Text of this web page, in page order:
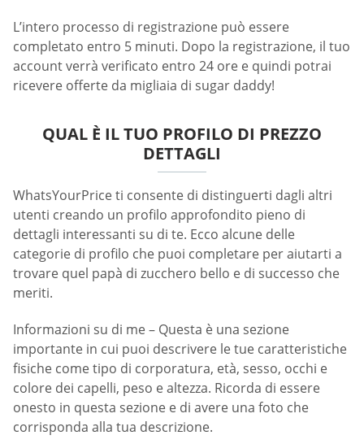
L’intero processo di registrazione può essere
completato entro 5 minuti. Dopo la registrazione, il tuo
account verrà verificato entro 24 ore e quindi potrai
ricevere offerte da migliaia di sugar daddy!
QUAL È IL TUO PROFILO DI PREZZO
DETTAGLI
WhatsYourPrice ti consente di distinguerti dagli altri
utenti creando un profilo approfondito pieno di
dettagli interessanti su di te. Ecco alcune delle
categorie di profilo che puoi completare per aiutarti a
trovare quel papà di zucchero bello e di successo che
meriti.
Informazioni su di me – Questa è una sezione
importante in cui puoi descrivere le tue caratteristiche
fisiche come tipo di corporatura, età, sesso, occhi e
colore dei capelli, peso e altezza. Ricorda di essere
onesto in questa sezione e di avere una foto che
corrisponda alla tua descrizione.